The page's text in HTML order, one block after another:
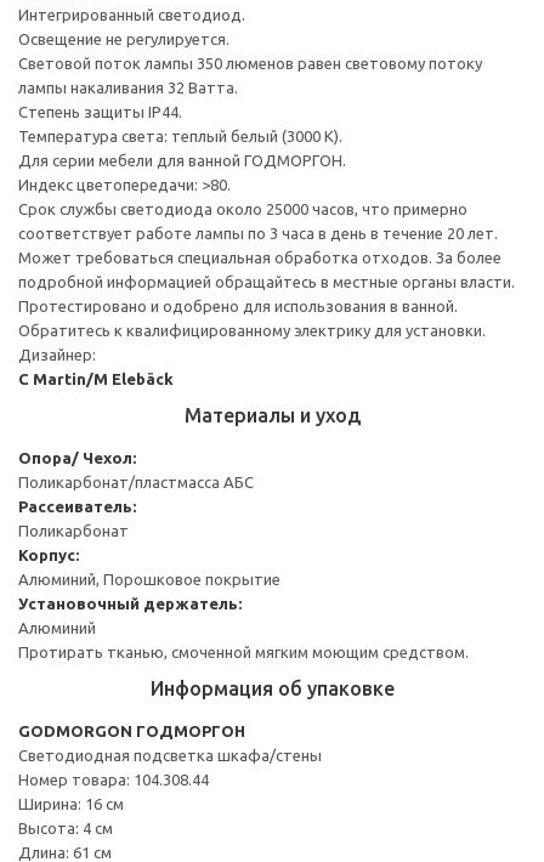
Интегрированный светодиод.
Освещение не регулируется.
Световой поток лампы 350 люменов равен световому потоку
лампы накаливания 32 Ватта.
Степень защиты IP44.
Температура света: теплый белый (3000 К).
Для серии мебели для ванной ГОДМОРГОН.
Индекс цветопередачи: >80.
Срок службы светодиода около 25000 часов, что примерно
соответствует работе лампы по 3 часа в день в течение 20 лет.
Может требоваться специальная обработка отходов. За более
подробной информацией обращайтесь в местные органы власти.
Протестировано и одобрено для использования в ванной.
Обратитесь к квалифицированному электрику для установки.
Дизайнер:
C Martin/M Elebäck
Материалы и уход
Опора/ Чехол:
Поликарбонат/пластмасса АБС
Рассеиватель:
Поликарбонат
Корпус:
Алюминий, Порошковое покрытие
Установочный держатель:
Алюминий
Протирать тканью, смоченной мягким моющим средством.
Информация об упаковке
GODMORGON ГОДМОРГОН
Светодиодная подсветка шкафа/стены
Номер товара: 104.308.44
Ширина: 16 см
Высота: 4 см
Длина: 61 см